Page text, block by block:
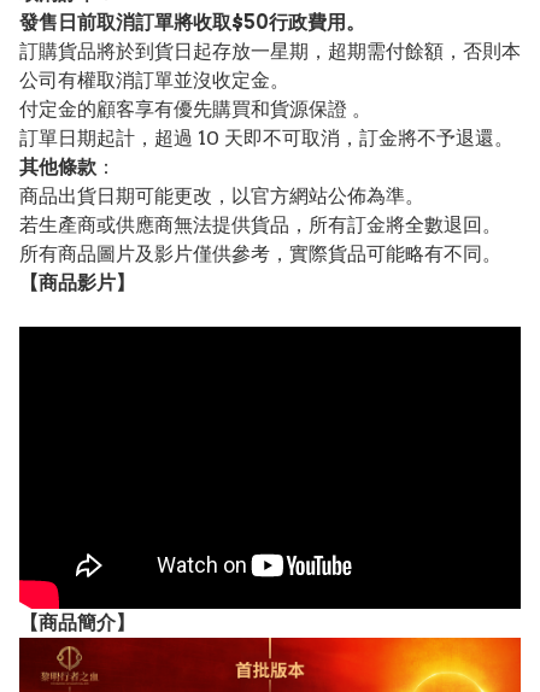
發售日前取消訂單將收取$50行政費用。
訂購貨品將於到貨日起存放一星期，超期需付餘額，否則本
公司有權取消訂單並沒收定金。
付定金的顧客享有優先購買和貨源保證 。
訂單日期起計，超過 10 天即不可取消，訂金將不予退還。
其他條款 ：
商品出貨日期可能更改，以官方網站公佈為準。
若生產商或供應商無法提供貨品，所有訂金將全數退回。
所有商品圖片及影片僅供參考，實際貨品可能略有不同。
【商品影片】
【商品簡介】